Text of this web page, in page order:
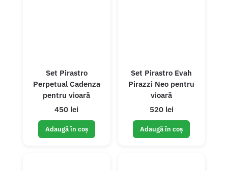
Set Pirastro
Perpetual Cadenza
pentru vioară
450 lei
Adaugă în coș
Set Pirastro Evah
Pirazzi Neo pentru
vioară
520 lei
Adaugă în coș